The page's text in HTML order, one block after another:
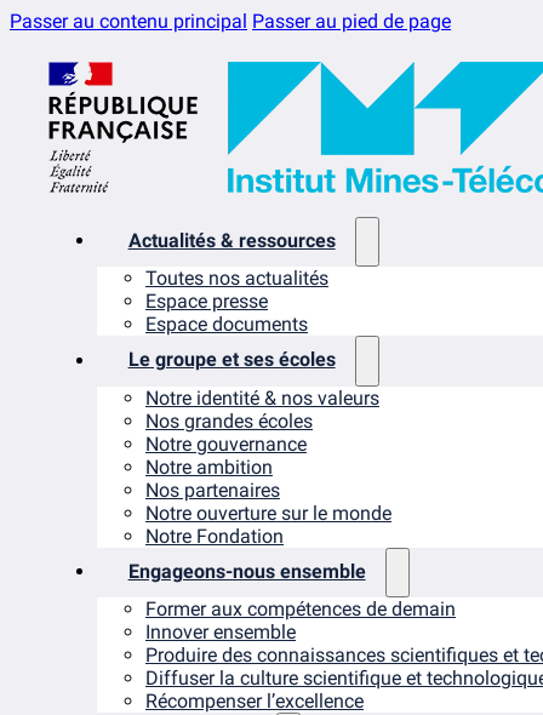
Passer au contenu principal Passer au pied de page
Actualités & ressources
Toutes nos actualités
Espace presse
Espace documents
Le groupe et ses écoles
Notre identité & nos valeurs
Nos grandes écoles
Notre gouvernance
Notre ambition
Nos partenaires
Notre ouverture sur le monde
Notre Fondation
Engageons-nous ensemble
Former aux compétences de demain
Innover ensemble
Produire des connaissances scientifiques et
Diffuser la culture scientifique et
Récompenser l’excellence